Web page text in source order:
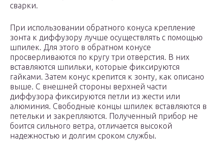
сварки.
При использовании обратного конуса крепление
зонта к диффузору лучше осуществлять с помощью
шпилек. Для этого в обратном конусе
просверливаются по кругу три отверстия. В них
вставляются шпильки, которые фиксируются
гайками. Затем конус крепится к зонту, как описано
выше. С внешней стороны верхней части
диффузора фиксируются петли из жести или
алюминия. Свободные концы шпилек вставляются в
петельки и закрепляются. Полученный прибор не
боится сильного ветра, отличается высокой
надежностью и долгим сроком службы.